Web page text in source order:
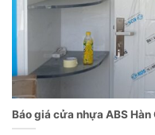
Báo giá cửa nhựa ABS Hàn